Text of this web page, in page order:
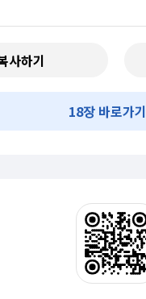
사하기
18장 바로가기